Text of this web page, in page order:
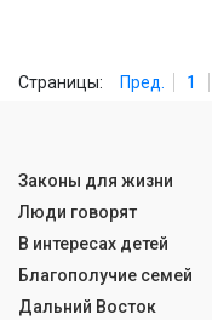
Страницы: Пред. 1
Законы для жизни
Люди говорят
В интересах детей
Благополучие семей
Дальний Восток